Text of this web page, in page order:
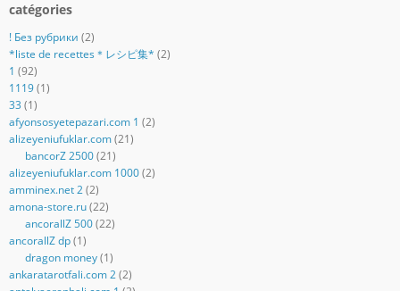
catégories
! Без рубрики (2)
*liste de recettes＊レシピ集* (2)
1 (92)
1119(1)
33 (1)
afyonsosyetepazari.com 1 (2)
alizeyeniufuklar.com(21)
bancorZ 2500(21)
alizeyeniufuklar.com 1000(2)
amminex.net 2(2)
amona-store.ru(22)
ancorallZ 500(22)
ancorallZ dp(1)
dragon money(1)
ankaratarotfali.com 2(2)